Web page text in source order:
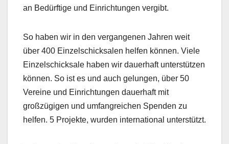
an Bedürftige und Einrichtungen vergibt.
So haben wir in den vergangenen Jahren weit
über 400 Einzelschicksalen helfen können. Viele
Einzelschicksale haben wir dauerhaft unterstützen
können. So ist es und auch gelungen, über 50
Vereine und Einrichtungen dauerhaft mit
großzügigen und umfangreichen Spenden zu
helfen. 5 Projekte, wurden international unterstützt.